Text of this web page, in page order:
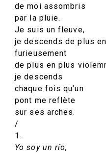
de moi assombris
par la pluie.
Je suis un fleuve,
je descends de plus
furieusement
de plus en plus
je descends
chaque fois qu’un
pont me reflète
sur ses arches.
/
1.
Yo soy un río,